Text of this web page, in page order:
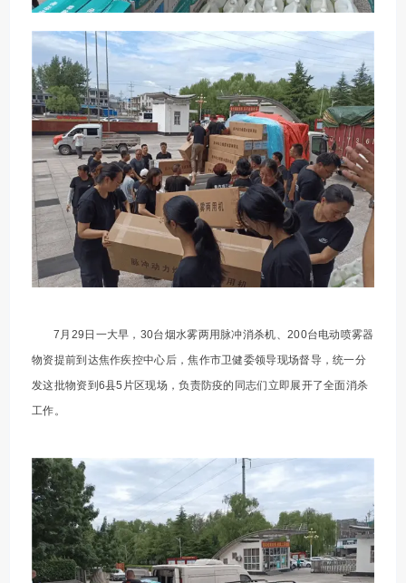
7月29日一大早，30台烟水雾两用脉冲消杀机、200台电动喷雾器
物资提前到达焦作疾控中心后，焦作市卫健委领导现场督导，统一分
发这批物资到6县5片区现场，负责防疫的同志们立即展开了全面消杀
工作。